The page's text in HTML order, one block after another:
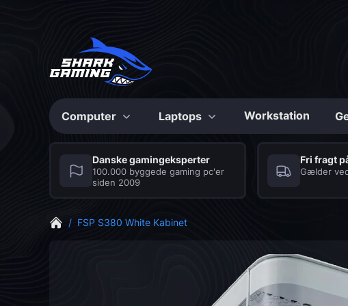
Computer
Konfigurerbare
Max Bite
Series
De stærkeste Gaming
PC’er til prisen
Laptops
Konfigurerbare
Shark Gaming
Laptops
Seriøse gaming laptops
med et hav af fordele
Workstation
Musemåtte
Bundkort
Fortnite Gaming PC
Danske gamingeksperter
100.000 byggede gaming pc'er
siden 2009
Fri fragt
Gælder
/ FSP S380 White Kabinet